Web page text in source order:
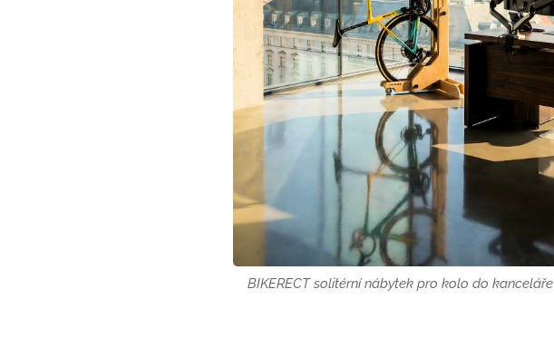
BIKERECT solitérní nábytek pro kolo do kanceláře